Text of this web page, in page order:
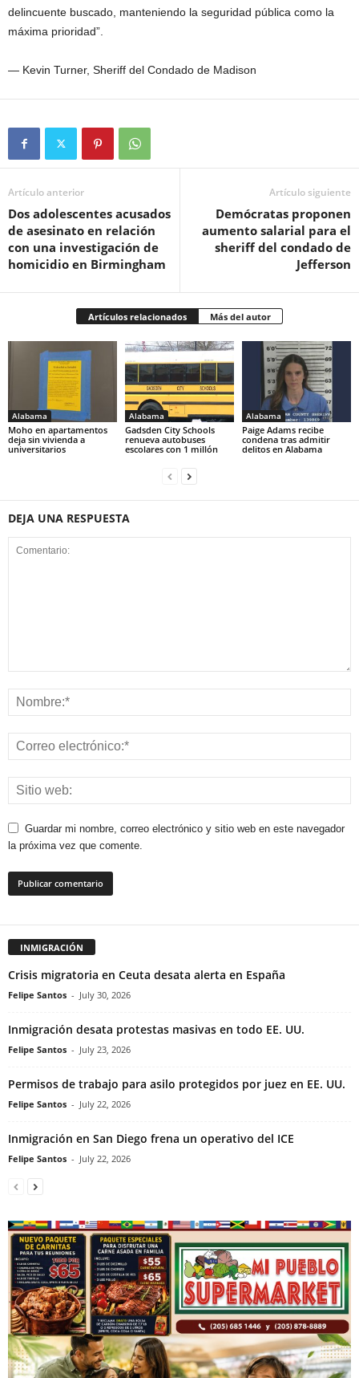
delincuente buscado, manteniendo la seguridad pública como la
máxima prioridad”.
— Kevin Turner, Sheriff del Condado de Madison
Artículo anterior
Dos adolescentes acusados
de asesinato en relación
con una investigación de
homicidio en Birmingham
Artículo siguiente
Demócratas proponen
aumento salarial para el
sheriff del condado de
Jefferson
Artículos relacionados Más del autor
Alabama
Moho en apartamentos
deja sin vivienda a
universitarios
Alabama
Gadsden City Schools
renueva autobuses
escolares con 1 millón
Alabama
Paige Adams recibe
condena tras admitir
delitos en Alabama
DEJA UNA RESPUESTA
Guardar mi nombre, correo electrónico y sitio web en este navegador
la próxima vez que comente.
INMIGRACIÓN
Crisis migratoria en Ceuta desata alerta en España
Felipe Santos - July 30, 2026
Inmigración desata protestas masivas en todo EE. UU.
Felipe Santos - July 23, 2026
Permisos de trabajo para asilo protegidos por juez en EE. UU.
Felipe Santos - July 22, 2026
Inmigración en San Diego frena un operativo del ICE
Felipe Santos - July 22, 2026